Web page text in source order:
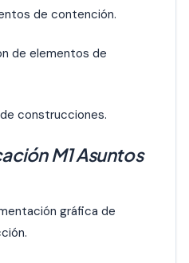
de contención.
de elementos de
construcciones.
M1 Asuntos
gráfica de